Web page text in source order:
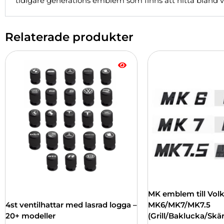
Relaterade produkter
4st ventilhattar med lasrad logga –
20+ modeller
Den
produkten
varianter.
alternativen
MK emblem till
MK6/MK7/MK7.5
(Grill/Baklucka/
Den
flera
olika
alternativen
kan